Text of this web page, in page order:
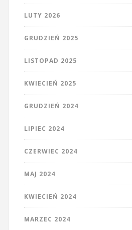
LUTY 2026
GRUDZIEŃ 2025
LISTOPAD 2025
KWIECIEŃ 2025
GRUDZIEŃ 2024
LIPIEC 2024
CZERWIEC 2024
MAJ 2024
KWIECIEŃ 2024
MARZEC 2024